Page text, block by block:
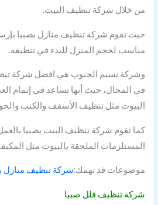
من خلال شركة تنظيف البيت.
حيث تقوم شركة تنظيف منازل بصبيا
مناسب لحجم المنزل للبدء في تنظيفه.
وشركة نسيم الجنوب هي افضل شركة
في المجال، حيث أنها تساعد في إتمام
البيوت مثل تنظيف الأسقف والكنب
كما تقوم شركة تنظيف البيت بصبيا
المستلزمات الملحقة بالبيوت مثل
موضوعات قد تهمك:شركة تنظيف منازل
شركة تنظيف فلل صبيا